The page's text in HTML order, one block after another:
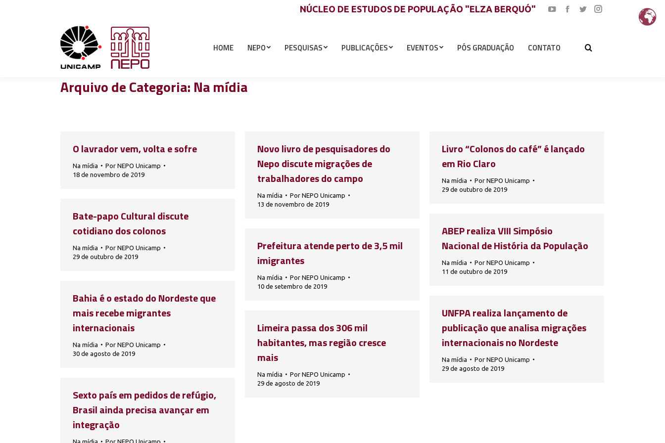
NÚCLEO DE ESTUDOS DE POPULAÇÃO "ELZA BERQUÓ"
YouTube
in
Facebook
Twitter
in
Instagram
HOME NEPO PESQUISAS PUBLICAÇÕES EVENTOS PÓS GRADUAÇÃO CONTATO
Arquivo de Categoria: Na mídia
O lavrador vem, volta e sofre
Na mídia Por NEPO Unicamp
18 de novembro de 2019
Novo livro de pesquisadores do
Nepo discute migrações de
trabalhadores do campo
Na mídia Por NEPO Unicamp
13 de novembro de 2019
Livro “Colonos do café” é lançado
em Rio Claro
Na mídia Por NEPO Unicamp
29 de outubro de 2019
Bate-papo Cultural discute
cotidiano dos colonos
Na mídia Por NEPO Unicamp
29 de outubro de 2019
ABEP realiza VIII Simpósio
Nacional de História da População
Na mídia Por NEPO Unicamp
11 de outubro de 2019
Prefeitura atende perto de 3,5 mil
imigrantes
Na mídia Por NEPO Unicamp
10 de setembro de 2019
Bahia é o estado do Nordeste que
mais recebe migrantes
internacionais
Na mídia Por NEPO Unicamp
30 de agosto de 2019
UNFPA realiza lançamento de
publicação que analisa migrações
internacionais no Nordeste
Na mídia Por NEPO Unicamp
29 de agosto de 2019
Limeira passa dos 306 mil
habitantes, mas região cresce
mais
Na mídia Por NEPO Unicamp
29 de agosto de 2019
Sexto país em pedidos de refúgio,
Brasil ainda precisa avançar em
integração
Na mídia Por NEPO Unicamp